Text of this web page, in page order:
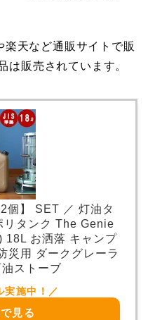
天など通販サイトで販
は販売されています。
個】 SET ／ 灯油タ
リタンク The Genie
お洒落 キャンプ
災用 ダークグレーラ
ストーブ
見る